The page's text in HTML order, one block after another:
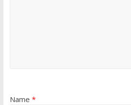
Name *